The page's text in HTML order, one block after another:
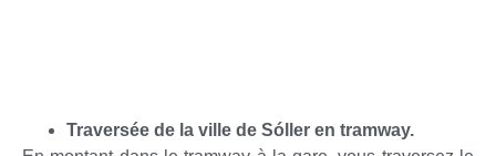
Traversée de la ville de Sóller en tramway.